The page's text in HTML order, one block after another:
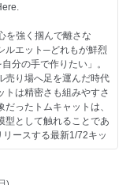
レポート
を作る!
造再現キットのススメ
を作る
ファイター”：沼袋筋太
イター ’ベトナム’ ：
期型（1973） ハセガ
を強く掴んで離さな
ルエット─どれもが鮮烈
分の手で作りたい」。
売り場へ足を運んだ時代
トは精密さも組みやすさ
ったトムキャットは、
型として触れることであ
ースする最新1/72キッ
縮